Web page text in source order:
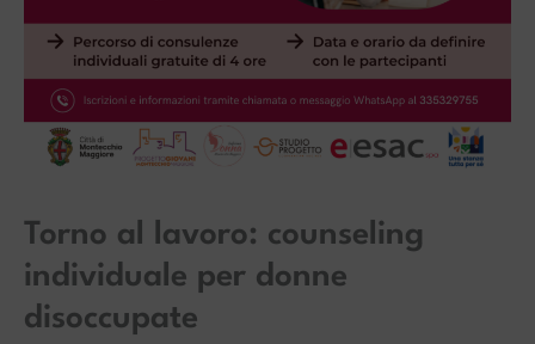
Torno al lavoro: counseling
individuale per donne
disoccupate